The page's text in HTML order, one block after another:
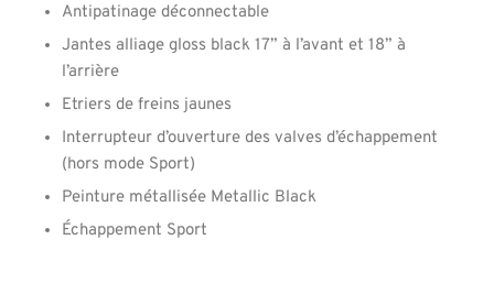
Antipatinage déconnectable
Jantes alliage gloss black 17” à l’avant et 18” à
l’arrière
Etriers de freins jaunes
Interrupteur d’ouverture des valves d’échappement
(hors mode Sport)
Peinture métallisée Metallic Black
Échappement Sport